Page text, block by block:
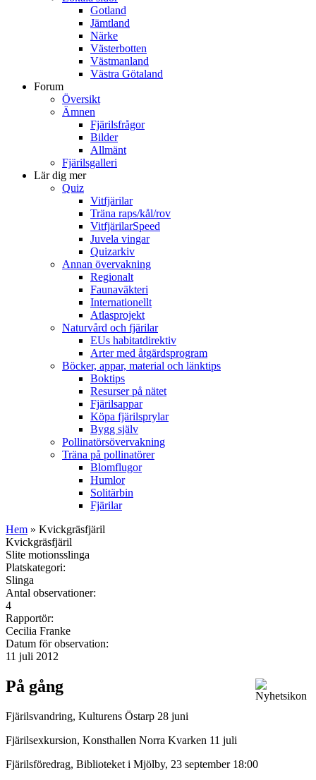
Gotland
Jämtland
Närke
Västerbotten
Västmanland
Västra Götaland
Forum
Översikt
Ämnen
Fjärilsfrågor
Bilder
Allmänt
Fjärilsgalleri
Lär dig mer
Quiz
Vitfjärilar
Träna raps/kål/rov
VitfjärilarSpeed
Juvela vingar
Quizarkiv
Annan övervakning
Regionalt
Faunaväkteri
Internationellt
Atlasprojekt
Naturvård och fjärilar
EUs habitatdirektiv
Arter med åtgärdsprogram
Böcker, appar, material och länktips
Boktips
Resurser på nätet
Fjärilsappar
Köpa fjärilsprylar
Bygg själv
Pollinatörsövervakning
Träna på pollinatörer
Blomflugor
Humlor
Solitärbin
Fjärilar
Hem » Kvickgräsfjäril
Kvickgräsfjäril
Slite motionsslinga
Platskategori:
Slinga
Antal observationer:
4
Rapportör:
Cecilia Franke
Datum för observation:
11 juli 2012
På gång
Fjärilsvandring, Kulturens Östarp 28 juni
Fjärilsexkursion, Konsthallen Norra Kvarken 11 juli
Fjärilsföredrag, Biblioteket i Mjölby, 23 september 18:00